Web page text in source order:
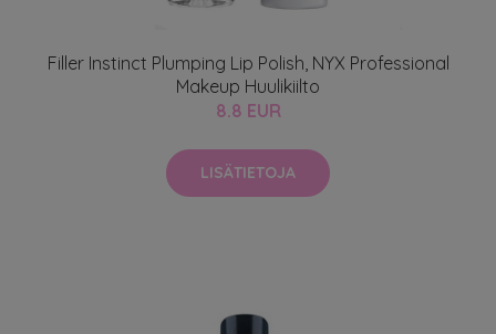
Filler Instinct Plumping Lip Polish, NYX Professional
Makeup Huulikiilto
8.8 EUR
LISÄTIETOJA